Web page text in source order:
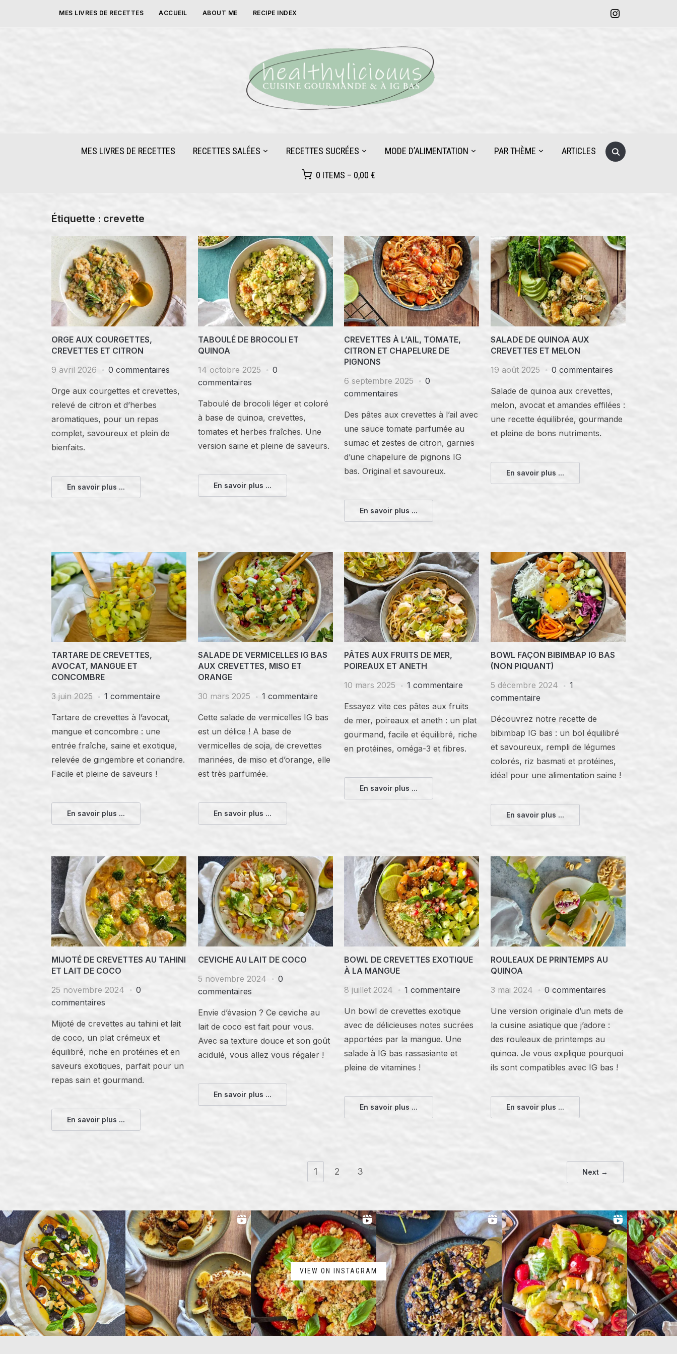
instagram
MES LIVRES DE RECETTES ACCUEIL ABOUT ME RECIPE INDEX
Search
for:
MES LIVRES DE RECETTES RECETTES SALÉES RECETTES SUCRÉES MODE D’ALIMENTATION PAR THÈME ARTICLES
0 ITEMS – 0,00 €
Étiquette : crevette
ORGE AUX COURGETTES,
CREVETTES ET CITRON
9 avril 2026
0 commentaires
Orge aux courgettes et crevettes,
relevé de citron et d’herbes
aromatiques, pour un repas
complet, savoureux et plein de
bienfaits.
En savoir plus ...
TABOULÉ DE BROCOLI ET
QUINOA
14 octobre 2025
0
commentaires
Taboulé de brocoli léger et coloré
à base de quinoa, crevettes,
tomates et herbes fraîches. Une
version saine et pleine de saveurs.
En savoir plus ...
CREVETTES À L’AIL, TOMATE,
CITRON ET CHAPELURE DE
PIGNONS
6 septembre 2025
0
commentaires
Des pâtes aux crevettes à l’ail avec
une sauce tomate parfumée au
sumac et zestes de citron, garnies
d’une chapelure de pignons IG
bas. Original et savoureux.
En savoir plus ...
SALADE DE QUINOA AUX
CREVETTES ET MELON
19 août 2025
0 commentaires
Salade de quinoa aux crevettes,
melon, avocat et amandes effilées :
une recette équilibrée, gourmande
et pleine de bons nutriments.
En savoir plus ...
TARTARE DE CREVETTES,
AVOCAT, MANGUE ET
CONCOMBRE
3 juin 2025
1 commentaire
Tartare de crevettes à l’avocat,
mangue et concombre : une
entrée fraîche, saine et exotique,
relevée de gingembre et coriandre.
Facile et pleine de saveurs !
En savoir plus ...
SALADE DE VERMICELLES IG BAS
AUX CREVETTES, MISO ET
ORANGE
30 mars 2025
1 commentaire
Cette salade de vermicelles IG bas
est un délice ! A base de
vermicelles de soja, de crevettes
marinées, de miso et d’orange, elle
est très parfumée.
En savoir plus ...
PÂTES AUX FRUITS DE MER,
POIREAUX ET ANETH
10 mars 2025
1 commentaire
Essayez vite ces pâtes aux fruits
de mer, poireaux et aneth : un plat
gourmand, facile et équilibré, riche
en protéines, oméga-3 et fibres.
En savoir plus ...
BOWL FAÇON BIBIMBAP IG BAS
(NON PIQUANT)
5 décembre 2024
1
commentaire
Découvrez notre recette de
bibimbap IG bas : un bol équilibré
et savoureux, rempli de légumes
colorés, riz basmati et protéines,
idéal pour une alimentation saine !
En savoir plus ...
MIJOTÉ DE CREVETTES AU TAHINI
ET LAIT DE COCO
25 novembre 2024
0
commentaires
Mijoté de crevettes au tahini et lait
de coco, un plat crémeux et
équilibré, riche en protéines et en
saveurs exotiques, parfait pour un
repas sain et gourmand.
En savoir plus ...
CEVICHE AU LAIT DE COCO
5 novembre 2024
0
commentaires
Envie d’évasion ? Ce ceviche au
lait de coco est fait pour vous.
Avec sa texture douce et son goût
acidulé, vous allez vous régaler !
En savoir plus ...
BOWL DE CREVETTES EXOTIQUE
À LA MANGUE
8 juillet 2024
1 commentaire
Un bowl de crevettes exotique
avec de délicieuses notes sucrées
apportées par la mangue. Une
salade à IG bas rassasiante et
pleine de vitamines !
En savoir plus ...
ROULEAUX DE PRINTEMPS AU
QUINOA
3 mai 2024
0 commentaires
Une version originale d’un mets de
la cuisine asiatique que j’adore :
des rouleaux de printemps au
quinoa. Je vous explique pourquoi
ils sont compatibles avec IG bas !
En savoir plus ...
1 2 3 Next →
VIEW ON INSTAGRAM